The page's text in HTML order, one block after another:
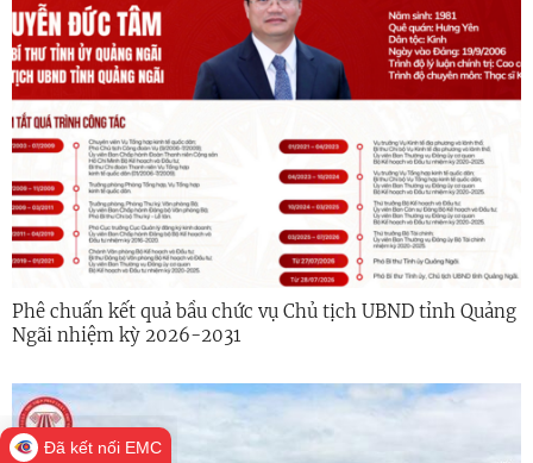
Phê chuẩn kết quả bầu chức vụ Chủ tịch UBND tỉnh Quảng
Ngãi nhiệm kỳ 2026-2031
Đã kết nối EMC